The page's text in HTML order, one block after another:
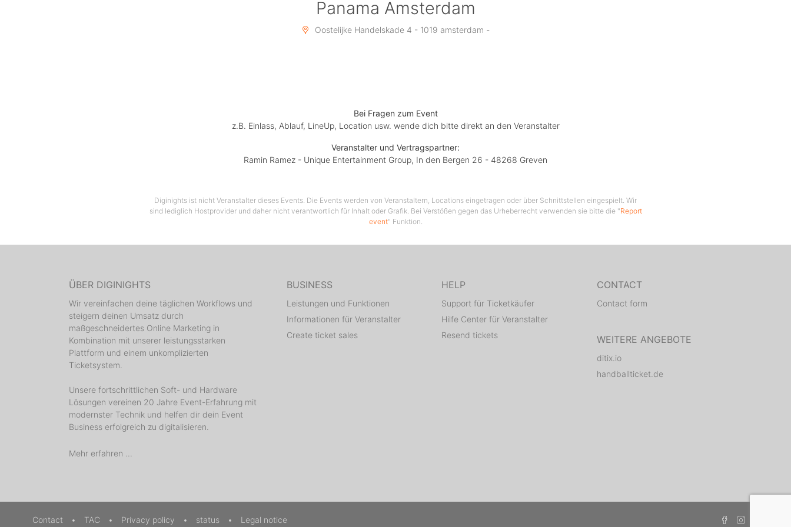
> When: Friday, April 14th 2023
> Open: 23:00
- CRUZ (Soul2Soul Ibiza / Croatia)
- SOULROCCA (Soul2Soul / Soulcrew Dj´s)
MC:
- JESSSE AL MALIK "the illest clubbanger" (Grandmaster Flash / Furious 5
Quick Infos:
We recommend you to book your table early before they are sold out!
Panama Amsterdam
Oostelijke Handelskade 4 - 1019 amsterdam -
Bei Fragen zum Event
z.B. Einlass, Ablauf, LineUp, Location usw. wende dich bitte direkt an den Veranstalter
Veranstalter und Vertragspartner:
Ramin Ramez - Unique Entertainment Group, In den Bergen 26 - 48268 Greven
Diginights ist nicht Veranstalter dieses Events. Die Events werden von Veranstaltern, Locations eingetragen oder über Schnittstellen eingespielt. Wir
sind lediglich Hostprovider und daher nicht verantwortlich für Inhalt oder Grafik. Bei Verstößen gegen das Urheberrecht verwenden sie bitte die "Report
event" Funktion.
ÜBER DIGINIGHTS
Wir vereinfachen deine täglichen Workflows und
steigern deinen Umsatz durch
maßgeschneidertes Online Marketing in
Kombination mit unserer leistungsstarken
Plattform und einem unkomplizierten
Ticketsystem.
Unsere fortschrittlichen Soft- und Hardware
Lösungen vereinen 20 Jahre Event-Erfahrung mit
modernster Technik und helfen dir dein Event
Business erfolgreich zu digitalisieren.
Mehr erfahren ...
BUSINESS
Leistungen und Funktionen
Informationen für Veranstalter
Create ticket sales
HELP
Support für Ticketkäufer
Hilfe Center für Veranstalter
Resend tickets
CONTACT
Contact form
WEITERE ANGEBOTE
ditix.io
handballticket.de
Contact • TAC • Privacy policy • status • Legal notice